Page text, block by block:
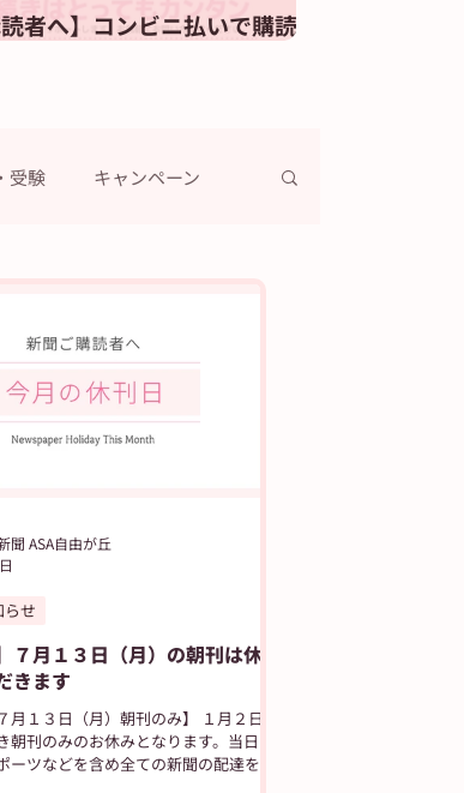
読者へ】コンビニ払いで購読料
受験 キャンペーン
７月１３日（月）の朝刊は休ま
きます
月１３日（月）朝刊のみ】 １月２日の
朝刊のみのお休みとなります。当日
ーツなどを含め全ての新聞の配達をお
せ
聞 ASA自由が丘